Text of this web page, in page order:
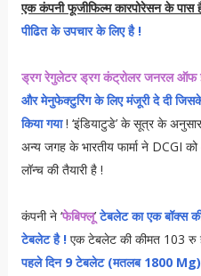
एक कंपनी फूजीफिल्म कारपोरेसन के पास
पीढित के उपचार के लिए है !
ड्रग रेगुलेटर ड्रग कंट्रोलर जनरल ऑफ
और मेनुफेक्टुरिंग के लिए मंजूरी दे दी जिसके
किया गया! ‘इंडियाटुडे’ के सूत्र के
अन्य जगह के भारतीय फार्मा ने DCGI
लॉन्च की तैयारी है !
कंपनी ने ‘फेबिफ्लू’टेबलेट का एक बॉक्स
टेबलेट है !एक टेबलेट की कीमत 103
पहले दिन 9 टेबलेट (मतलब 1800